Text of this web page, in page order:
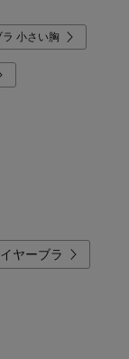
小さい胸
ヤーブラ